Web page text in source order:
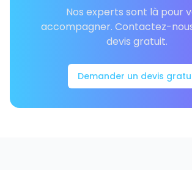
Nos experts sont là pour
accompagner. Contactez-
devis gratuit.
Demander un devis